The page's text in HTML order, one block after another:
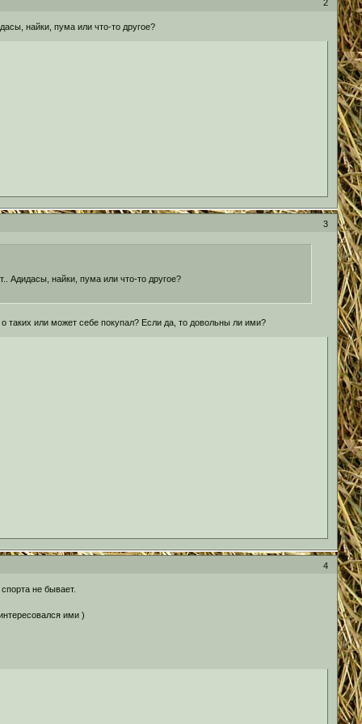
2
найки, пума или что-то другое?
3
Адидасы, найки, пума или что-то другое?
таких или может себе покупал? Если да, то довольны ли ими?
4
не бывает.
ими )